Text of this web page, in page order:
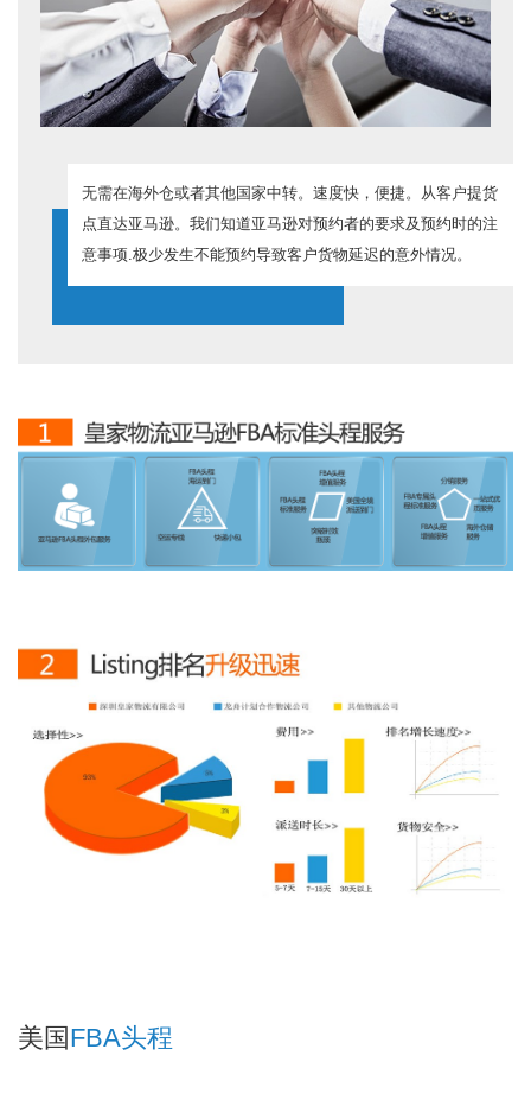
无需在海外仓或者其他国家中转。速度快，便捷。从客户提货
点直达亚马逊。我们知道亚马逊对预约者的要求及预约时的注
意事项.极少发生不能预约导致客户货物延迟的意外情况。
美国 FBA头程